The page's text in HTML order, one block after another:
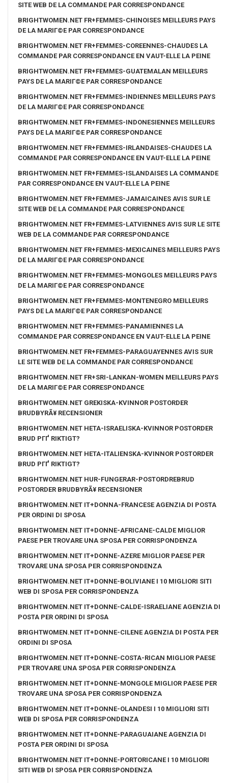
SITE WEB DE LA COMMANDE PAR CORRESPONDANCE
BRIGHTWOMEN.NET FR+FEMMES-CHINOISES MEILLEURS PAYS
DE LA MARIГ©E PAR CORRESPONDANCE
BRIGHTWOMEN.NET FR+FEMMES-COREENNES-CHAUDES LA
COMMANDE PAR CORRESPONDANCE EN VAUT-ELLE LA PEINE
BRIGHTWOMEN.NET FR+FEMMES-GUATEMALAN MEILLEURS
PAYS DE LA MARIГ©E PAR CORRESPONDANCE
BRIGHTWOMEN.NET FR+FEMMES-INDIENNES MEILLEURS PAYS
DE LA MARIГ©E PAR CORRESPONDANCE
BRIGHTWOMEN.NET FR+FEMMES-INDONESIENNES MEILLEURS
PAYS DE LA MARIГ©E PAR CORRESPONDANCE
BRIGHTWOMEN.NET FR+FEMMES-IRLANDAISES-CHAUDES LA
COMMANDE PAR CORRESPONDANCE EN VAUT-ELLE LA PEINE
BRIGHTWOMEN.NET FR+FEMMES-ISLANDAISES LA COMMANDE
PAR CORRESPONDANCE EN VAUT-ELLE LA PEINE
BRIGHTWOMEN.NET FR+FEMMES-JAMAICAINES AVIS SUR LE
SITE WEB DE LA COMMANDE PAR CORRESPONDANCE
BRIGHTWOMEN.NET FR+FEMMES-LATVIENNES AVIS SUR LE SITE
WEB DE LA COMMANDE PAR CORRESPONDANCE
BRIGHTWOMEN.NET FR+FEMMES-MEXICAINES MEILLEURS PAYS
DE LA MARIГ©E PAR CORRESPONDANCE
BRIGHTWOMEN.NET FR+FEMMES-MONGOLES MEILLEURS PAYS
DE LA MARIГ©E PAR CORRESPONDANCE
BRIGHTWOMEN.NET FR+FEMMES-MONTENEGRO MEILLEURS
PAYS DE LA MARIГ©E PAR CORRESPONDANCE
BRIGHTWOMEN.NET FR+FEMMES-PANAMIENNES LA
COMMANDE PAR CORRESPONDANCE EN VAUT-ELLE LA PEINE
BRIGHTWOMEN.NET FR+FEMMES-PARAGUAYENNES AVIS SUR
LE SITE WEB DE LA COMMANDE PAR CORRESPONDANCE
BRIGHTWOMEN.NET FR+SRI-LANKAN-WOMEN MEILLEURS PAYS
DE LA MARIГ©E PAR CORRESPONDANCE
BRIGHTWOMEN.NET GREKISKA-KVINNOR POSTORDER
BRUDBYRÃ¥ RECENSIONER
BRIGHTWOMEN.NET HETA-ISRAELISKA-KVINNOR POSTORDER
BRUD PГҐ RIKTIGT?
BRIGHTWOMEN.NET HETA-ITALIENSKA-KVINNOR POSTORDER
BRUD PГҐ RIKTIGT?
BRIGHTWOMEN.NET HUR-FUNGERAR-POSTORDREBRUD
POSTORDER BRUDBYRÃ¥ RECENSIONER
BRIGHTWOMEN.NET IT+DONNA-FRANCESE AGENZIA DI POSTA
PER ORDINI DI SPOSA
BRIGHTWOMEN.NET IT+DONNE-AFRICANE-CALDE MIGLIOR
PAESE PER TROVARE UNA SPOSA PER CORRISPONDENZA
BRIGHTWOMEN.NET IT+DONNE-AZERE MIGLIOR PAESE PER
TROVARE UNA SPOSA PER CORRISPONDENZA
BRIGHTWOMEN.NET IT+DONNE-BOLIVIANE I 10 MIGLIORI SITI
WEB DI SPOSA PER CORRISPONDENZA
BRIGHTWOMEN.NET IT+DONNE-CALDE-ISRAELIANE AGENZIA DI
POSTA PER ORDINI DI SPOSA
BRIGHTWOMEN.NET IT+DONNE-CILENE AGENZIA DI POSTA PER
ORDINI DI SPOSA
BRIGHTWOMEN.NET IT+DONNE-COSTA-RICAN MIGLIOR PAESE
PER TROVARE UNA SPOSA PER CORRISPONDENZA
BRIGHTWOMEN.NET IT+DONNE-MONGOLE MIGLIOR PAESE PER
TROVARE UNA SPOSA PER CORRISPONDENZA
BRIGHTWOMEN.NET IT+DONNE-OLANDESI I 10 MIGLIORI SITI
WEB DI SPOSA PER CORRISPONDENZA
BRIGHTWOMEN.NET IT+DONNE-PARAGUAIANE AGENZIA DI
POSTA PER ORDINI DI SPOSA
BRIGHTWOMEN.NET IT+DONNE-PORTORICANE I 10 MIGLIORI
SITI WEB DI SPOSA PER CORRISPONDENZA